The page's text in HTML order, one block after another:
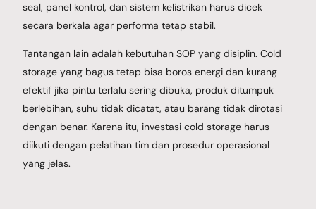
seal, panel kontrol, dan sistem kelistrikan harus dicek
secara berkala agar performa tetap stabil.
Tantangan lain adalah kebutuhan SOP yang disiplin. Cold
storage yang bagus tetap bisa boros energi dan kurang
efektif jika pintu terlalu sering dibuka, produk ditumpuk
berlebihan, suhu tidak dicatat, atau barang tidak dirotasi
dengan benar. Karena itu, investasi cold storage harus
diikuti dengan pelatihan tim dan prosedur operasional
yang jelas.